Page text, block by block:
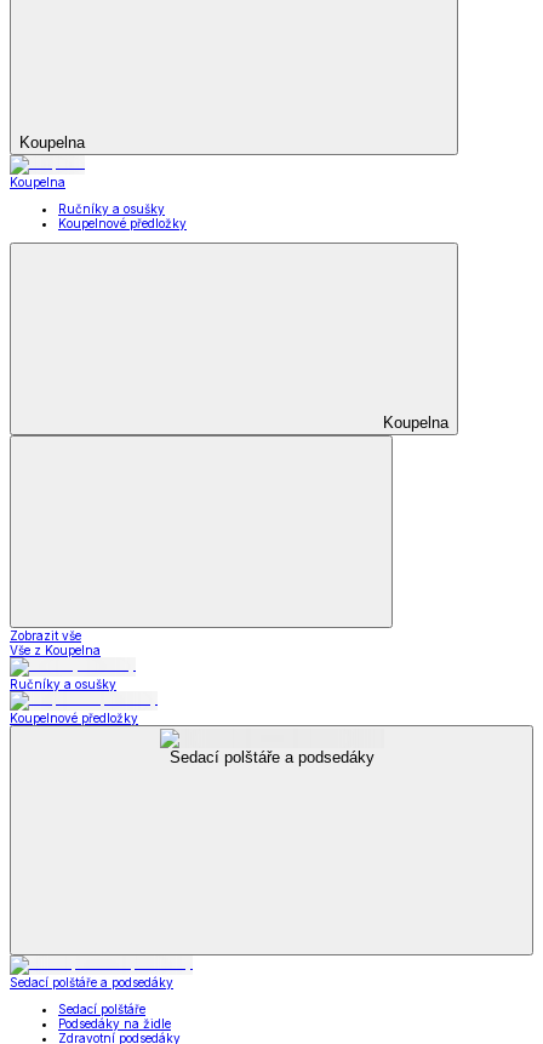
Koupelna
Koupelna
Ručníky a osušky
Koupelnové předložky
Koupelna
Zobrazit vše
Vše z Koupelna
Ručníky a osušky
Koupelnové předložky
Sedací polštáře a podsedáky
Sedací polštáře a podsedáky
Sedací polštáře
Podsedáky na židle
Zdravotní podsedáky